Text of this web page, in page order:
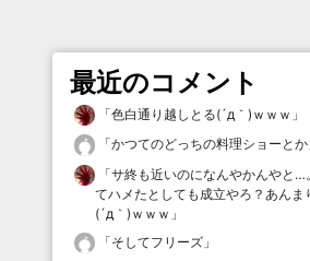
最近のコメント
「色白通り越しとる(´д｀)ｗｗｗ 」
「かつてのどっちの料理ショーとか
「サ終も近いのになんやかんやと…
てハメたとしても成立やろ？あんま
(´д｀)ｗｗｗ 」
「そしてフリーズ 」